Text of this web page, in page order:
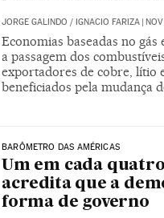
JORGE GALINDO / IGNACIO FARIZA
Economias baseadas no
a passagem dos
exportadores de cobre, lítio
beneficiados pela mudança
BARÔMETRO DAS AMÉRICAS
Um em cada
acredita que a
forma de governo